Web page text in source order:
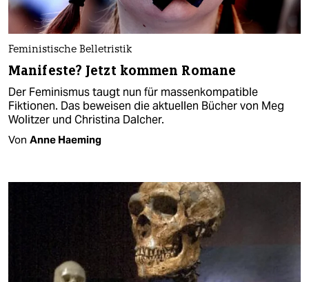
Feministische Belletristik
Manifeste? Jetzt kommen Romane
Der Feminismus taugt nun für massenkompatible
Fiktionen. Das beweisen die aktuellen Bücher von Meg
Wolitzer und Christina Dalcher.
Von Anne Haeming